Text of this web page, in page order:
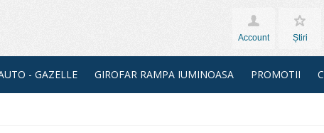
Account
Știri
- GAZELLE GIROFAR RAMPA IUMINOASA PROMOTII